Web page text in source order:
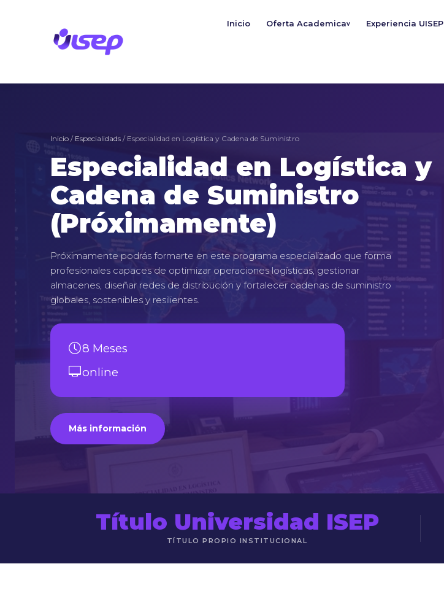
Inicio Oferta Academicav Experiencia UISEP
Inicio / Especialidads / Especialidad en Logística y Cadena de Suministro
Especialidad en Logística y
Cadena de Suministro
(Próximamente)
Próximamente podrás formarte en este programa especializado que forma
profesionales capaces de optimizar operaciones logísticas, gestionar
almacenes, diseñar redes de distribución y fortalecer cadenas de suministro
globales, sostenibles y resilientes.
8 Meses
online
Más información
Título Universidad ISEP
TÍTULO PROPIO INSTITUCIONAL